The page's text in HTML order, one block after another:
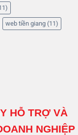
web tiền giang (11)
HỖ TRỢ VÀ
NGHIỆP